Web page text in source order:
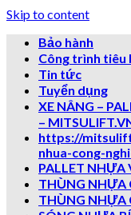
Skip to content
Bảo hành
Công trình tiêu
Tin tức
Tuyển dụng
XE NÂNG –
–
https://
nhua-cong-
PALLET NHỰA
THÙNG NHỰA
THÙNG NHỰA